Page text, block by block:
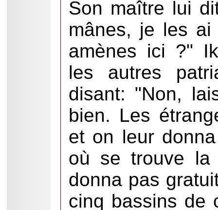
Son maître lui
mânes, je les
amènes ici ?"
les autres
disant: "Non,
bien. Les
et on leur
où se trouve
donna pas
cinq bassins de